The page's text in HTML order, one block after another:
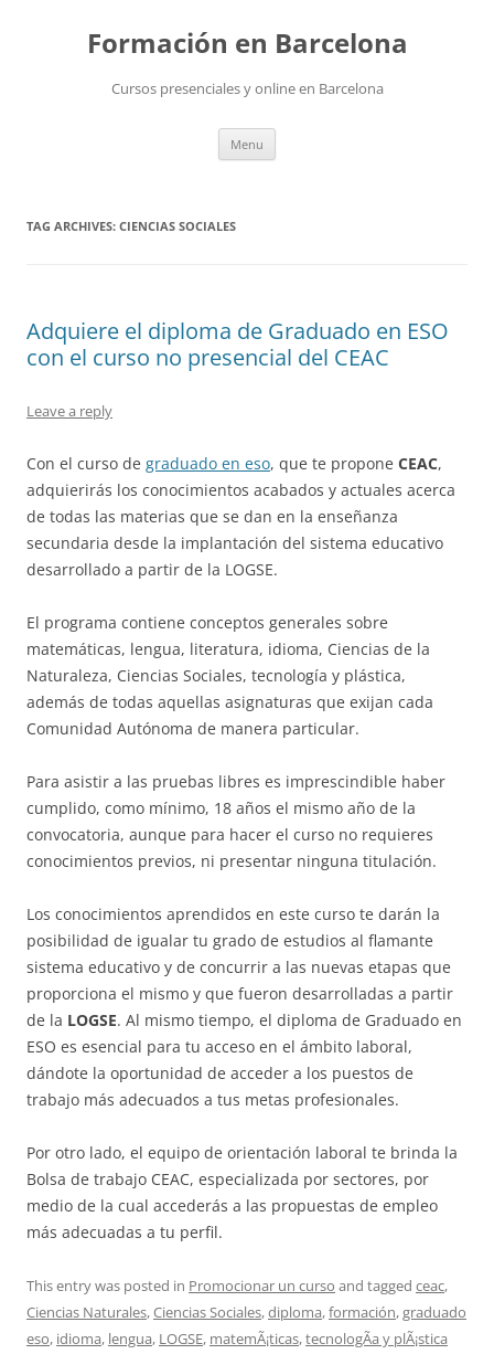
Formación en Barcelona
Cursos presenciales y online en Barcelona
Menu
TAG ARCHIVES: CIENCIAS SOCIALES
Adquiere el diploma de Graduado en ESO
con el curso no presencial del CEAC
Leave a reply
Con el curso de graduado en eso, que te propone CEAC,
adquierirás los conocimientos acabados y actuales acerca
de todas las materias que se dan en la enseñanza
secundaria desde la implantación del sistema educativo
desarrollado a partir de la LOGSE.
El programa contiene conceptos generales sobre
matemáticas, lengua, literatura, idioma, Ciencias de la
Naturaleza, Ciencias Sociales, tecnología y plástica,
además de todas aquellas asignaturas que exijan cada
Comunidad Autónoma de manera particular.
Para asistir a las pruebas libres es imprescindible haber
cumplido, como mínimo, 18 años el mismo año de la
convocatoria, aunque para hacer el curso no requieres
conocimientos previos, ni presentar ninguna titulación.
Los conocimientos aprendidos en este curso te darán la
posibilidad de igualar tu grado de estudios al flamante
sistema educativo y de concurrir a las nuevas etapas que
proporciona el mismo y que fueron desarrolladas a partir
de la LOGSE. Al mismo tiempo, el diploma de Graduado en
ESO es esencial para tu acceso en el ámbito laboral,
dándote la oportunidad de acceder a los puestos de
trabajo más adecuados a tus metas profesionales.
Por otro lado, el equipo de orientación laboral te brinda la
Bolsa de trabajo CEAC, especializada por sectores, por
medio de la cual accederás a las propuestas de empleo
más adecuadas a tu perfil.
This entry was posted in Promocionar un curso and tagged ceac,
Ciencias Naturales,Ciencias Sociales,diploma,formación,graduado
eso, idioma, lengua, LOGSE, matemÃ¡ticas,tecnologÃ­a y plÃ¡stica